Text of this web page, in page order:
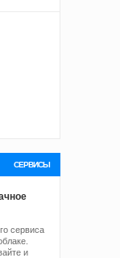
СЕРВИСЫ
сервиса
и